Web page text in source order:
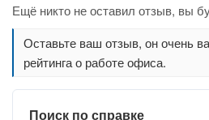
Ещё никто не оставил отзыв, вы
Оставьте ваш отзыв, он очень
рейтинга о работе офиса.
Поиск по справке